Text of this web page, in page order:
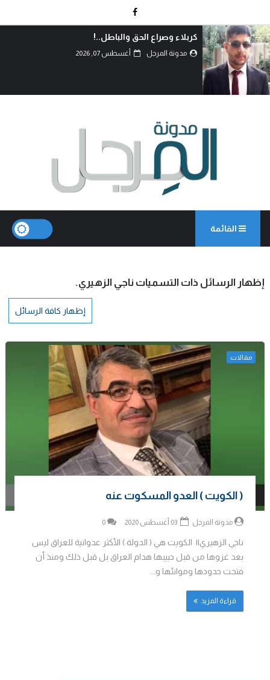
كربلاء وصراع الحق والباطل..!
مدونة المرجل أغسطس 07, 2026
القائمة
‏إظهار الرسائل ذات التسميات ناجي الزهيري.
إظهار كافة الرسائل
مقالات
( الكويت ) العدو المسكوت عنه
مدونة المرجل 0
ناجي الزهيري|| الكويت هي ( الدولة ) الأكثر عدوانية للعراق ليس
بعد غزوها من قبل حبيبها هدام العراق بل قبل ذلك ومنذ أن
فتحت حدودها وموانئها و...
قراءة المزيد